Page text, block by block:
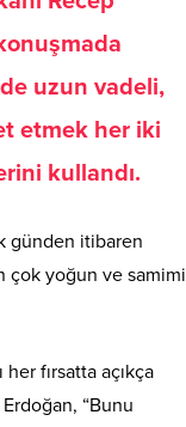
uzun vadeli,
etmek her iki
kullandı.
günden itibaren
çok yoğun ve samimi
fırsatta açıkça
“Bunu